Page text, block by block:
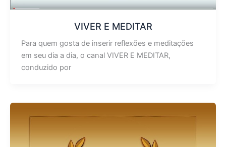
VIVER E MEDITAR
Para quem gosta de inserir reflexões e meditações
em seu dia a dia, o canal VIVER E MEDITAR,
conduzido por